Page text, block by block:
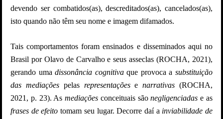
devendo ser combatidos(as), descreditados(as), cancelados(as),
isto quando não têm seu nome e imagem difamados.
Tais comportamentos foram ensinados e disseminados aqui no
Brasil por Olavo de Carvalho e seus asseclas (ROCHA, 2021),
gerando umadissonância cognitivaque provoca asubstituição
das mediaçõespelas representaçõesenarrativas (ROCHA,
2021, p. 23). Asmediações conceituais sãonegligenciadas e as
frases de efeito tomam seu lugar. Decorre daí a inviabilidade de